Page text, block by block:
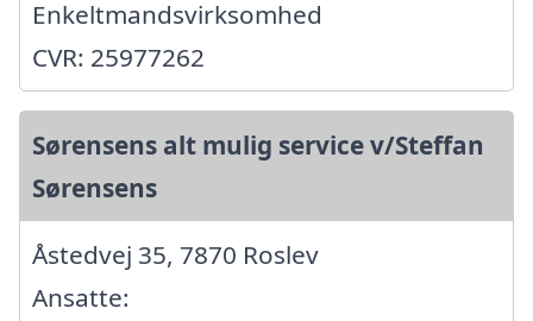
Enkeltmandsvirksomhed
CVR: 25977262
Sørensens alt mulig service v/Steffan
Sørensens
Åstedvej 35, 7870 Roslev
Ansatte: